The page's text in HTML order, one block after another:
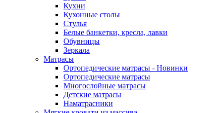
Кухни
Кухонные столы
Стулья
Белые банкетки, кресла, лавки
Обувницы
Зеркала
Матрасы
Ортопедические матрасы - Новинки
Ортопедические матрасы
Многослойные матрасы
Детские матрасы
Наматрасники